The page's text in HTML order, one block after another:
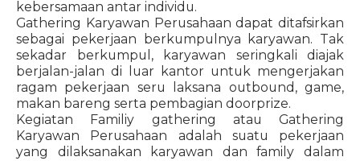
kebersamaan antar individu.
Gathering Karyawan Perusahaan dapat ditafsirkan
sebagai pekerjaan berkumpulnya karyawan. Tak
sekadar berkumpul, karyawan seringkali diajak
berjalan-jalan di luar kantor untuk mengerjakan
ragam pekerjaan seru laksana outbound, game,
makan bareng serta pembagian doorprize.
Kegiatan Familiy gathering atau Gathering
Karyawan Perusahaan adalah suatu pekerjaan
yang dilaksanakan karyawan dan family dalam